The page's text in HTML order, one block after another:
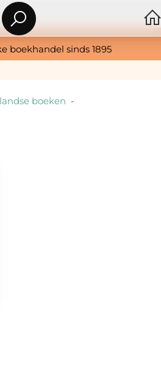
boekhandel sinds 1895
boeken -